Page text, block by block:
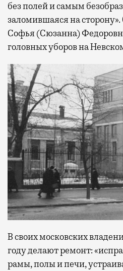
без полей и самым
заломившаяся на
Софья (Сюзанна)
головных уборов на
В своих московских
году делают ремонт:
рамы, полы и печи,